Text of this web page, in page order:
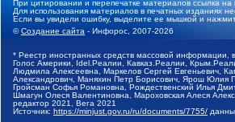
При цитировании и перепечатке материалов ссылка
Для использования материалов в печатных изданиях
Если вы увидели ошибку, выделите ее мышкой и
©Создание сайта - Инфорос, 2007-2026
* Реестр иностранных средств массовой информации,
Голос Америки, Idel.Реалии, Кавказ.Реалии,
Людмила Алексеевна, Маркелов Сергей Евгеньевич,
Александрович, Маняхин Петр Борисович, Ярош Юлия
Гройсман Софья Романовна, Рождественский Илья
Шмагун Олеся Валентиновна, Мароховская Алеся
редактор 2021, Вега 2021
Источник: https://minjust.gov.ru/ru/documents/7755/